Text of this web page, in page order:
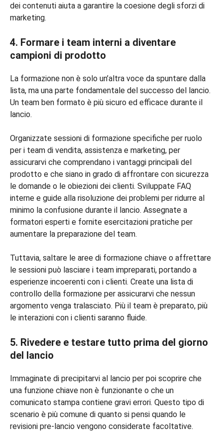
dei contenuti aiuta a garantire la coesione degli sforzi di
marketing.
4. Formare i team interni a diventare
campioni di prodotto
La formazione non è solo un’altra voce da spuntare dalla
lista, ma una parte fondamentale del successo del lancio.
Un team ben formato è più sicuro ed efficace durante il
lancio.
Organizzate sessioni di formazione specifiche per ruolo
per i team di vendita, assistenza e marketing, per
assicurarvi che comprendano i vantaggi principali del
prodotto e che siano in grado di affrontare con sicurezza
le domande o le obiezioni dei clienti. Sviluppate FAQ
interne e guide alla risoluzione dei problemi per ridurre al
minimo la confusione durante il lancio. Assegnate a
formatori esperti e fornite esercitazioni pratiche per
aumentare la preparazione del team.
Tuttavia, saltare le aree di formazione chiave o affrettare
le sessioni può lasciare i team impreparati, portando a
esperienze incoerenti con i clienti. Create una lista di
controllo della formazione per assicurarvi che nessun
argomento venga tralasciato. Più il team è preparato, più
le interazioni con i clienti saranno fluide.
5. Rivedere e testare tutto prima del giorno
del lancio
Immaginate di precipitarvi al lancio per poi scoprire che
una funzione chiave non è funzionante o che un
comunicato stampa contiene gravi errori. Questo tipo di
scenario è più comune di quanto si pensi quando le
revisioni pre-lancio vengono considerate facoltative.